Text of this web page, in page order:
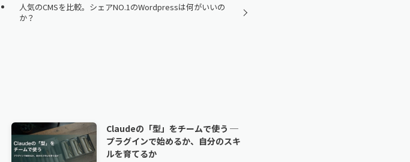
人気のCMSを比較。シェアNO.1のWordpressは何がいいの
か？
Claudeの「型」をチームで使う ─
プラグインで始めるか、自分のスキ
ルを育てるか